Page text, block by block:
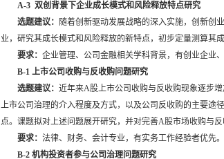
A-3双创背景下企业成长模式和风险释放特点研究
选题建议：
随着创新驱动发展战略的深入实施，创新创
业，研究其成长模式和风险释放的新特点，初步定量测算其
要求：企业管理、公司金融相关学科背景，有创业企业
B-1上市公司收购与反收购问题研究
选题建议：近年来A股上市公司收购与反收购现象逐步
上市公司治理的介入程度及方式，以及公司反收购的主要途
点。课题拟对上述问题展开研究，并对完善A股市场收购与反
要求：法律、财务、会计专业，有实务工作经验者优先。
B-2机构投资者参与公司治理问题研究